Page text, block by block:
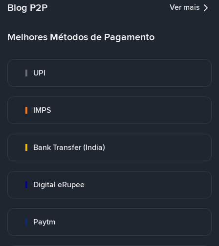
Blog P2P Ver mais
Melhores Métodos de Pagamento
UPI
IMPS
Bank Transfer (India)
Digital eRupee
Paytm